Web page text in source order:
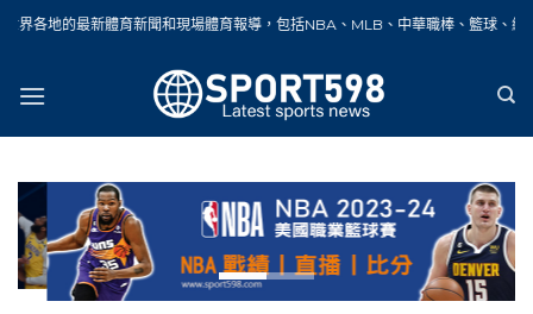
Skip
育新聞和現場體育報導，包括NBA、MLB、中華職棒、籃球、網球、足球、賽